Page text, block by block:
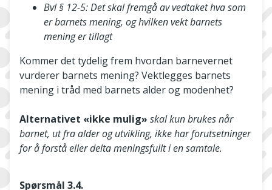
Bvl § 12-5: Det skal fremgå av vedtaket hva som
er barnets mening, og hvilken vekt barnets
mening er tillagt
Kommer det tydelig frem hvordan barnevernet
vurderer barnets mening? Vektlegges barnets
mening i tråd med barnets alder og modenhet?
Alternativet «ikke mulig» skal kun brukes når
barnet, ut fra alder og utvikling, ikke har forutsetninger
for å forstå eller delta meningsfullt i en samtale.
Spørsmål 3.4.